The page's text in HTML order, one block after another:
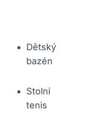
Dětský
bazén
Stolní
tenis